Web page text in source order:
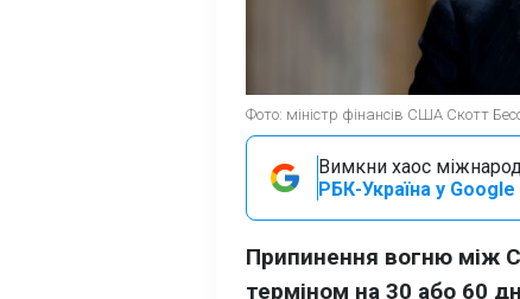
Фото: міністр фінансів США Скотт
Вимкни хаос
РБК-Україна у Google
Припинення вогню між
терміном на 30 або 60